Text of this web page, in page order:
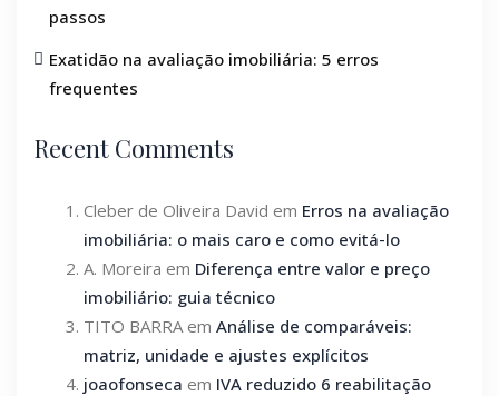
passos
Exatidão na avaliação imobiliária: 5 erros
frequentes
Recent Comments
Cleber de Oliveira David em Erros na avaliação
imobiliária: o mais caro e como evitá-lo
A. Moreira em Diferença entre valor e preço
imobiliário: guia técnico
TITO BARRA em Análise de comparáveis:
matriz, unidade e ajustes explícitos
joaofonseca em IVA reduzido 6 reabilitação